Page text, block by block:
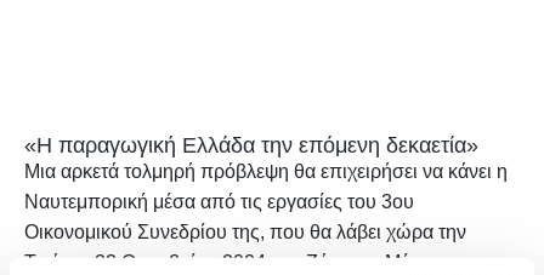
«Η παραγωγική Ελλάδα την επόμενη δεκαετία»
Μια αρκετά τολμηρή πρόβλεψη θα επιχειρήσει να κάνει η
Ναυτεμπορική μέσα από τις εργασίες του 3ου
Οικονομικού Συνεδρίου της, που θα λάβει χώρα την
Τετάρτη 23 Οκτωβρίου 2024 στο Ζάππειο Μέγαρο,